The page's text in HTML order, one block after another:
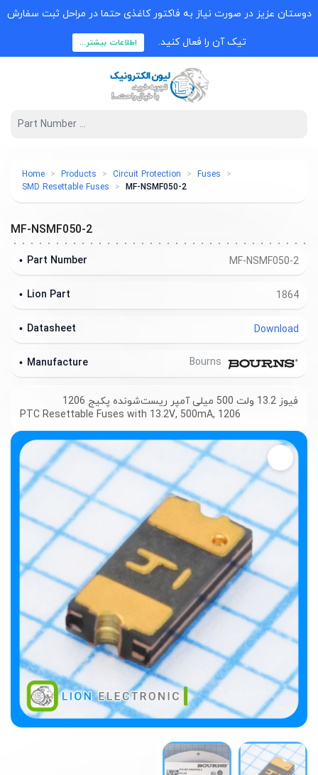
دوستان عزیز در صورت نیاز به فاکتور کاغذی حتما در مراحل ثبت سفارش
تیک آن را فعال کنید. اطلاعات بیشتر...
Home Products Circuit Protection
Fuses
SMD Resettable Fuses
MF-NSMF050-2
MF-NSMF050-2
MF-NSMF050-2
Part Number
1864
Lion Part
Download
Datasheet
Manufacture
فیوز 13.2 ولت 500 میلی آمپر ریست‌شونده پکیج 1206
PTC Resettable Fuses with 13.2V, 500mA, 1206